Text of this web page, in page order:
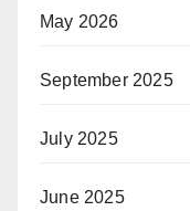
May 2026
September 2025
July 2025
June 2025